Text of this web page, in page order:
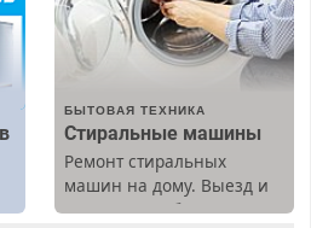
БЫТОВАЯ ТЕХНИКА
Стиральные машины
Ремонт стиральных
машин на дому. Выезд и
диагностика бесплатно.